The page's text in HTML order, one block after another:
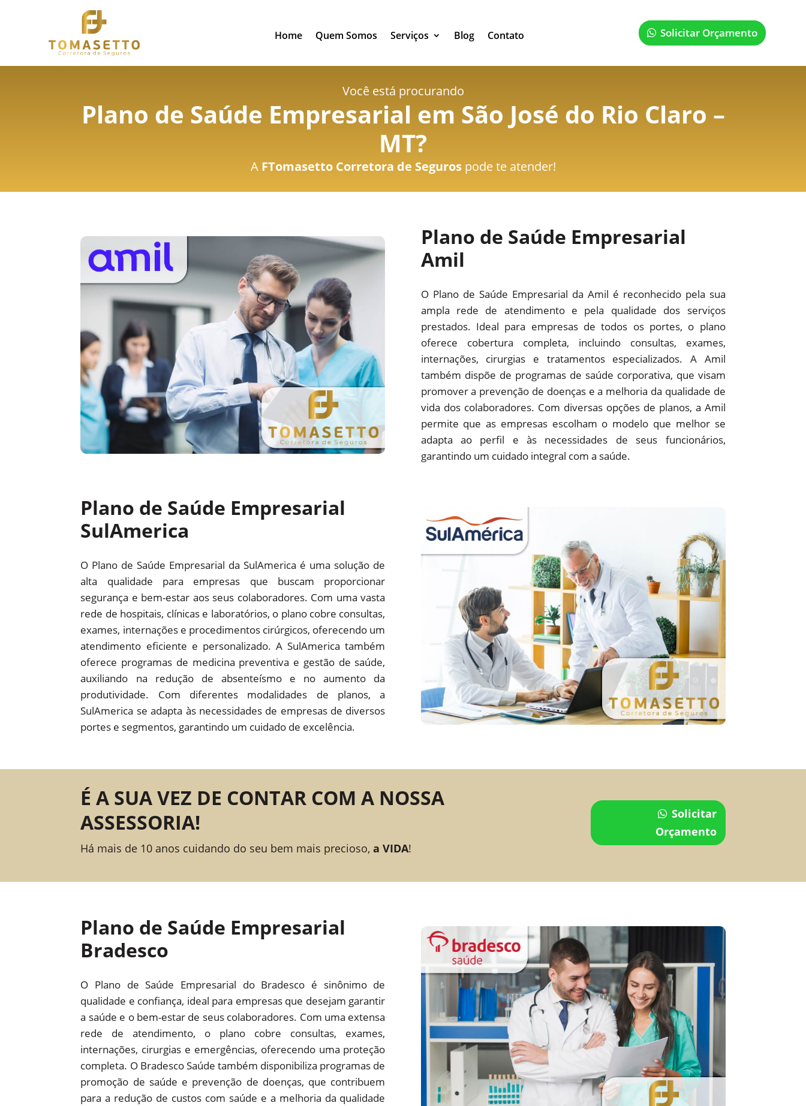
Home Quem Somos Serviços Blog Contato Solicitar Orçamento
Você está procurando
Plano de Saúde Empresarial em São José do Rio Claro –
MT?
A FTomasetto Corretora de Segurospode te atender!
Plano de Saúde Empresarial
Amil
O Plano de Saúde Empresarial da Amil é reconhecido pela sua
ampla rede de atendimento e pela qualidade dos serviços
prestados. Ideal para empresas de todos os portes, o plano
oferece cobertura completa, incluindo consultas, exames,
internações, cirurgias e tratamentos especializados. A Amil
também dispõe de programas de saúde corporativa, que visam
promover a prevenção de doenças e a melhoria da qualidade de
vida dos colaboradores. Com diversas opções de planos, a Amil
permite que as empresas escolham o modelo que melhor se
adapta ao perfil e às necessidades de seus funcionários,
garantindo um cuidado integral com a saúde.
Plano de Saúde Empresarial
SulAmerica
O Plano de Saúde Empresarial da SulAmerica é uma solução de
alta qualidade para empresas que buscam proporcionar
segurança e bem-estar aos seus colaboradores. Com uma vasta
rede de hospitais, clínicas e laboratórios, o plano cobre consultas,
exames, internações e procedimentos cirúrgicos, oferecendo um
atendimento eficiente e personalizado. A SulAmerica também
oferece programas de medicina preventiva e gestão de saúde,
auxiliando na redução de absenteísmo e no aumento da
produtividade. Com diferentes modalidades de planos, a
SulAmerica se adapta às necessidades de empresas de diversos
portes e segmentos, garantindo um cuidado de excelência.
É A SUA VEZ DE CONTAR COM A NOSSA
ASSESSORIA!
Há mais de 10 anos cuidando do seu bem mais precioso,a VIDA!
Solicitar
Orçamento
Plano de Saúde Empresarial
Bradesco
O Plano de Saúde Empresarial do Bradesco é sinônimo de
qualidade e confiança, ideal para empresas que desejam garantir
a saúde e o bem-estar de seus colaboradores. Com uma extensa
rede de atendimento, o plano cobre consultas, exames,
internações, cirurgias e emergências, oferecendo uma proteção
completa. O Bradesco Saúde também disponibiliza programas de
promoção de saúde e prevenção de doenças, que contribuem
para a redução de custos com saúde e a melhoria da qualidade